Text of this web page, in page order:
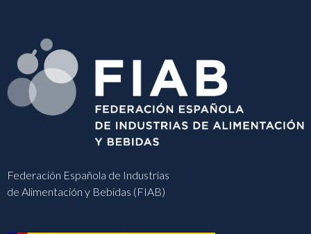
Federación Española de Industrias
de Alimentación y Bebidas (FIAB)